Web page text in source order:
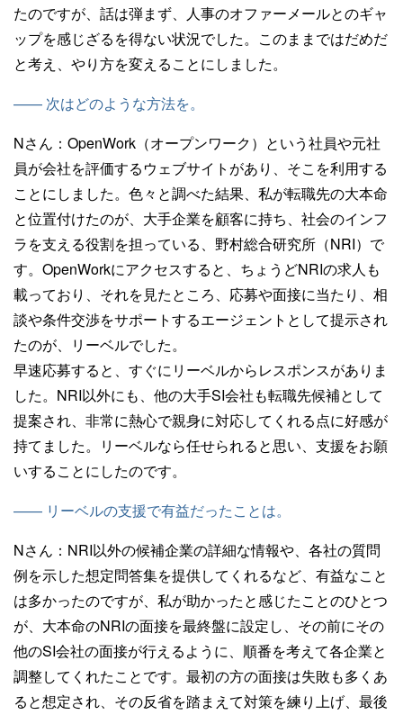
たのですが、話は弾まず、人事のオファーメールとのギャ
ップを感じざるを得ない状況でした。このままではだめだ
と考え、やり方を変えることにしました。
—— 次はどのような方法を。
Nさん： OpenWork（オープンワーク）という社員や元社
員が会社を評価するウェブサイトがあり、そこを利用する
ことにしました。色々と調べた結果、私が転職先の大本命
と位置付けたのが、大手企業を顧客に持ち、社会のインフ
ラを支える役割を担っている、野村総合研究所（NRI）で
す。OpenWorkにアクセスすると、ちょうどNRIの求人も
載っており、それを見たところ、応募や面接に当たり、相
談や条件交渉をサポートするエージェントとして提示され
たのが、リーベルでした。
早速応募すると、すぐにリーベルからレスポンスがありま
した。NRI以外にも、他の大手SI会社も転職先候補として
提案され、非常に熱心で親身に対応してくれる点に好感が
持てました。リーベルなら任せられると思い、支援をお願
いすることにしたのです。
—— リーベルの支援で有益だったことは。
Nさん： NRI以外の候補企業の詳細な情報や、各社の質問
例を示した想定問答集を提供してくれるなど、有益なこと
は多かったのですが、私が助かったと感じたことのひとつ
が、大本命のNRIの面接を最終盤に設定し、その前にその
他のSI会社の面接が行えるように、順番を考えて各企業と
調整してくれたことです。最初の方の面接は失敗も多くあ
ると想定され、その反省を踏まえて対策を練り上げ、最後